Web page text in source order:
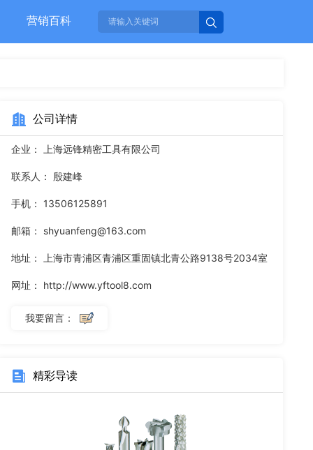
营销百科
公司详情
企业： 上海远锋精密工具有限公司
联系人： 殷建峰
手机： 13506125891
邮箱： shyuanfeng@163.com
地址： 上海市青浦区青浦区重固镇北青公路9138号2034室
网址： http://www.yftool8.com
我要留言：
精彩导读